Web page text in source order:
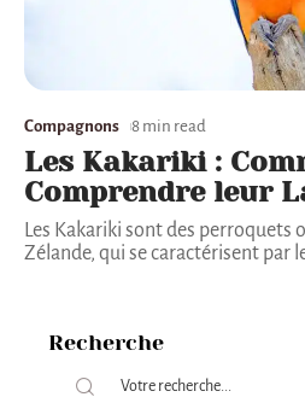
Compagnons 8 min read
Les Kakariki :
Comprendre leur
Les Kakariki sont des perroquets
Zélande, qui se caractérisent par
Recherche